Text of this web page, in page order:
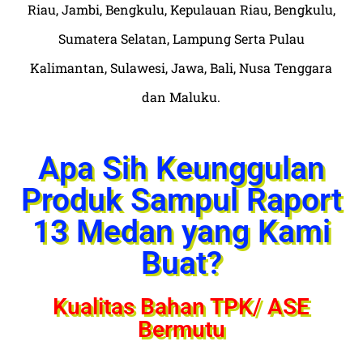
Riau, Jambi, Bengkulu, Kepulauan Riau, Bengkulu,
Sumatera Selatan, Lampung Serta Pulau
Kalimantan, Sulawesi, Jawa, Bali, Nusa Tenggara
dan Maluku.
Apa Sih Keunggulan
Produk Sampul Raport
13 Medan yang Kami
Buat?
Kualitas Bahan TPK/ ASE
Bermutu